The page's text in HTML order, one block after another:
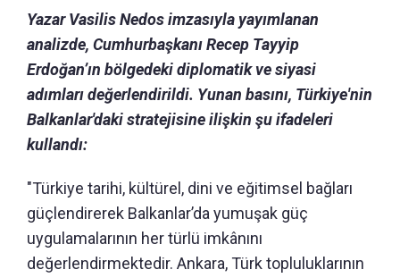
Yazar Vasilis Nedos imzasıyla yayımlanan
analizde, Cumhurbaşkanı Recep Tayyip
Erdoğan’ın bölgedeki diplomatik ve siyasi
adımları değerlendirildi. Yunan basını, Türkiye'nin
Balkanlar'daki stratejisine ilişkin şu ifadeleri
kullandı:
"Türkiye tarihi, kültürel, dini ve eğitimsel bağları
güçlendirerek Balkanlar’da yumuşak güç
uygulamalarının her türlü imkânını
değerlendirmektedir. Ankara, Türk topluluklarının